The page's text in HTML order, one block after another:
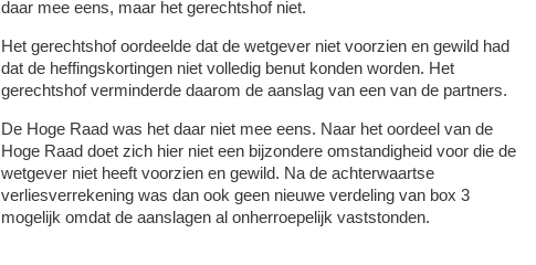
daar mee eens, maar het gerechtshof niet.
Het gerechtshof oordeelde dat de wetgever niet voorzien en gewild had
dat de heffingskortingen niet volledig benut konden worden. Het
gerechtshof verminderde daarom de aanslag van een van de partners.
De Hoge Raad was het daar niet mee eens. Naar het oordeel van de
Hoge Raad doet zich hier niet een bijzondere omstandigheid voor die de
wetgever niet heeft voorzien en gewild. Na de achterwaartse
verliesverrekening was dan ook geen nieuwe verdeling van box 3
mogelijk omdat de aanslagen al onherroepelijk vaststonden.